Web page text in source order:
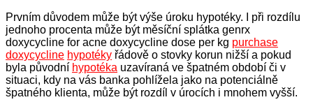
Prvním důvodem může být výše úroku hypotéky. I při rozdílu
jednoho procenta může být měsíční splátka genrx
doxycycline for acne doxycycline dose per kg purchase
doxycycline hypotéky řádově o stovky korun nižší a pokud
byla původní hypotéka uzavíraná ve špatném období či v
situaci, kdy na vás banka pohlížela jako na potenciálně
špatného klienta, může být rozdíl v úrocích i mnohem vyšší.